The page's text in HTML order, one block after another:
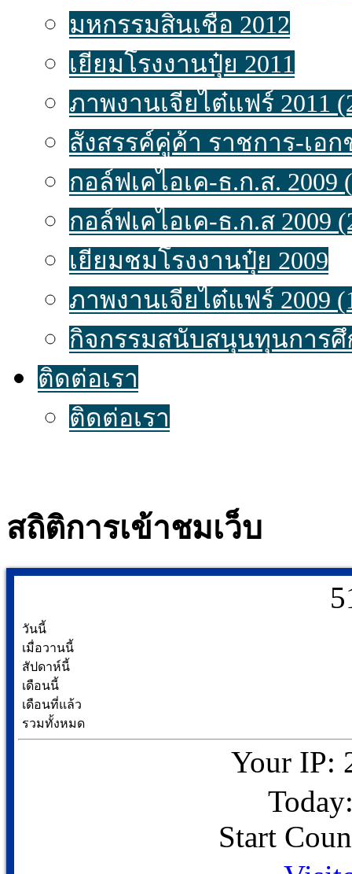
มหกรรมสินเชื่อ 2012
เยี่ยมโรงงานปุ๋ย 2011
ภาพงานเจียไต๋แฟร์ 2011
สังสรรค์คู่ค้า ราชการ-เอก
กอล์ฟเคไอเค-ธ.ก.ส. 2009
กอล์ฟเคไอเค-ธ.ก.ส 2009
เยี่ยมชมโรงงานปุ๋ย 2009
ภาพงานเจียไต๋แฟร์ 2009
กิจกรรมสนับสนุนทุนการศึ
ติดต่อเรา
ติดต่อเรา
สถิติการเข้าชมเว็บ
5
วันนี้
เมื่อวานนี้
สัปดาห์นี้
เดือนนี้
เดือนที่แล้ว
รวมทั้งหมด
Your IP:
Start